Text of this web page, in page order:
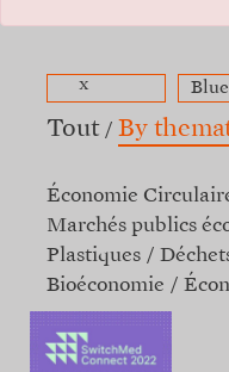
x
Tout By
Économie
Marchés publics
Plastiques
Bioéconomie